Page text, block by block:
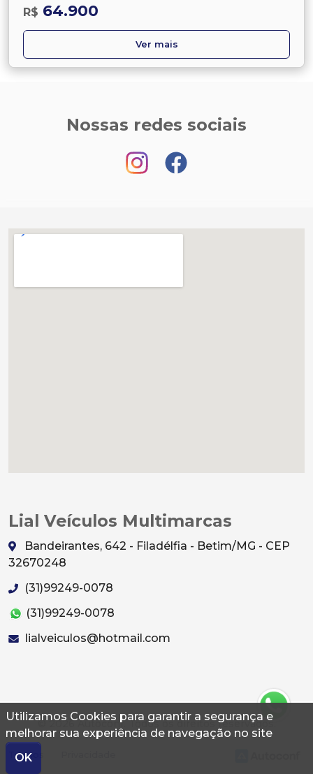
Utilizamos Cookies para garantir a segurança e
melhorar sua experiência de navegação no site
OK
R$ 64.900
Ver mais
Nossas redes sociais
Lial Veículos Multimarcas
Bandeirantes, 642 - Filadélfia - Betim/MG - CEP
32670248
(31)99249-0078
(31)99249-0078
lialveiculos@hotmail.com
© 2026 Autoconf. Todos os direitos reservados.
Termos